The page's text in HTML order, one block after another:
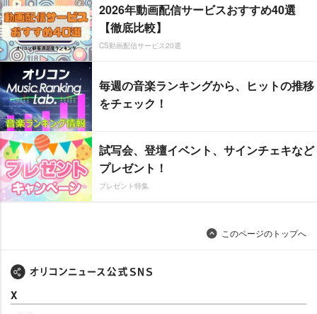
2026年動画配信サービスおすすめ40選
【徹底比較】
CS動画配信サービス20選
毎週の音楽ランキングから、ヒットの推移
をチェック！
試写会、登壇イベント、サインチェキなど
プレゼント！
プレゼント特集
このページのトップへ
X